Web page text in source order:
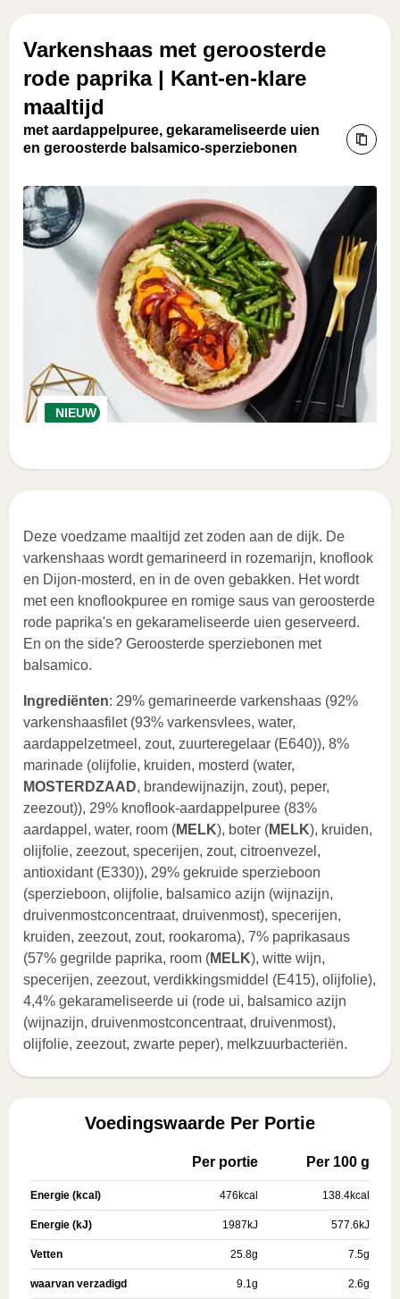
Varkenshaas met geroosterde
rode paprika | Kant-en-klare
maaltijd
met aardappelpuree, gekarameliseerde uien
en geroosterde balsamico-sperziebonen
NIEUW
Deze voedzame maaltijd zet zoden aan de dijk. De
varkenshaas wordt gemarineerd in rozemarijn, knoflook
en Dijon-mosterd, en in de oven gebakken. Het wordt
met een knoflookpuree en romige saus van geroosterde
rode paprika's en gekarameliseerde uien geserveerd.
En on the side? Geroosterde sperziebonen met
balsamico.
Ingrediënten: 29% gemarineerde varkenshaas (92%
varkenshaasfilet (93% varkensvlees, water,
aardappelzetmeel, zout, zuurteregelaar (E640)), 8%
marinade (olijfolie, kruiden, mosterd (water,
MOSTERDZAAD, brandewijnazijn, zout), peper,
zeezout)), 29% knoflook-aardappelpuree (83%
aardappel, water, room (MELK), boter (MELK), kruiden,
olijfolie, zeezout, specerijen, zout, citroenvezel,
antioxidant (E330)), 29% gekruide sperzieboon
(sperzieboon, olijfolie, balsamico azijn (wijnazijn,
druivenmostconcentraat, druivenmost), specerijen,
kruiden, zeezout, zout, rookaroma), 7% paprikasaus
(57% gegrilde paprika, room (MELK), witte wijn,
specerijen, zeezout, verdikkingsmiddel (E415), olijfolie),
4,4% gekarameliseerde ui (rode ui, balsamico azijn
(wijnazijn, druivenmostconcentraat, druivenmost),
olijfolie, zeezout, zwarte peper), melkzuurbacteriën.
Voedingswaarde Per Portie
Per portie Per 100 g
Energie (kcal) 476kcal 138.4kcal
Energie (kJ) 1987kJ 577.6kJ
Vetten 25.8g 7.5g
waarvan verzadigd 9.1g 2.6g